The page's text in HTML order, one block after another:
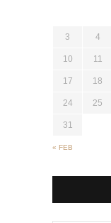
« FEB
3 4
10 11
17 18
24 25
31